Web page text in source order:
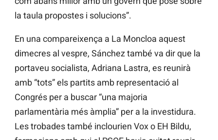
la taula propostes i solucions”.
En una compareixença a La Moncloa aquest
dimecres al vespre, Sánchez també va dir que la
portaveu socialista, Adriana Lastra, es reunirà
amb “tots” els partits amb representació al
Congrés per a buscar “una majoria
parlamentària més àmplia” per a la investidura.
Les trobades també inclourien Voxo EH Bildu,